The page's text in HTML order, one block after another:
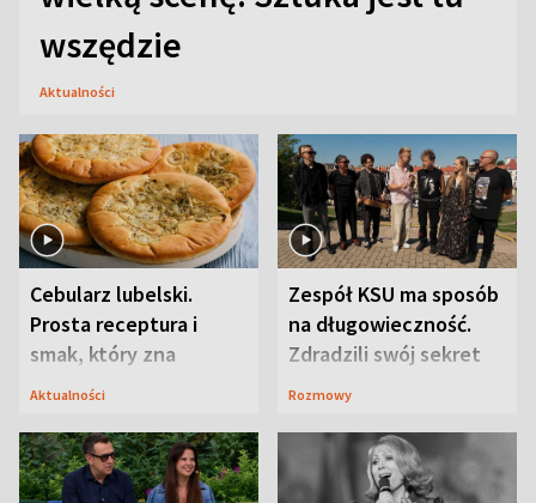
wszędzie
Aktualności
Cebularz lubelski.
Prosta receptura i
smak, który zna
Lubelszczyzna
Aktualności
Zespół KSU ma sposób
na długowieczność.
Zdradzili swój sekret
Rozmowy